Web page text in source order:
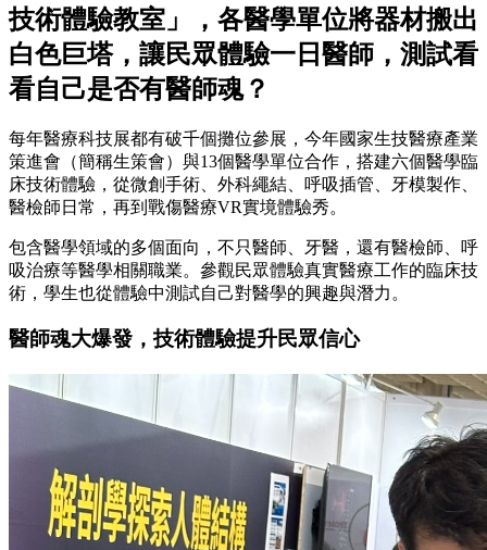
技術體驗教室」，各醫學單位將器材搬出
白色巨塔，讓民眾體驗一日醫師，測試看
看自己是否有醫師魂？
每年醫療科技展都有破千個攤位參展，今年國家生技醫療產業
策進會（簡稱生策會）與13個醫學單位合作，搭建六個醫學臨
床技術體驗，從微創手術、外科繩結、呼吸插管、牙模製作、
醫檢師日常，再到戰傷醫療VR實境體驗秀。
包含醫學領域的多個面向，不只醫師、牙醫，還有醫檢師、呼
吸治療等醫學相關職業。參觀民眾體驗真實醫療工作的臨床技
術，學生也從體驗中測試自己對醫學的興趣與潛力。
醫師魂大爆發，技術體驗提升民眾信心